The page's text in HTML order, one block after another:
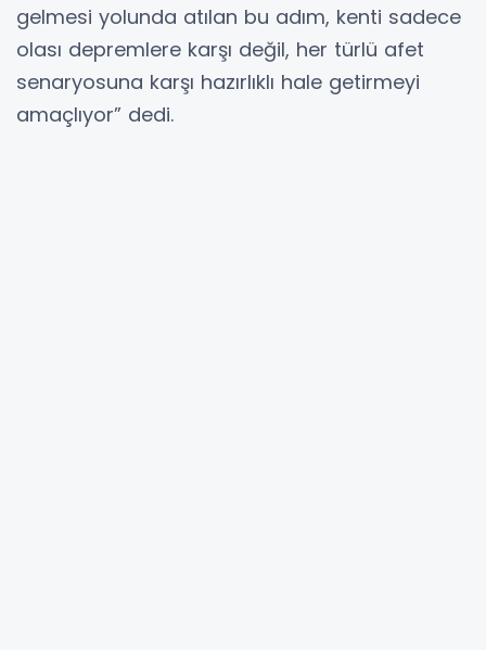
gelmesi yolunda atılan bu adım, kenti sadece
olası depremlere karşı değil, her türlü afet
senaryosuna karşı hazırlıklı hale getirmeyi
amaçlıyor” dedi.